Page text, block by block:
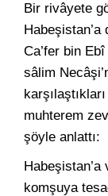
Bir rivâyete
Habeşistan’a
Ca’fer bin
sâlim
muhterem
şöyle anlattı:
Habeşistan’a
komşuya